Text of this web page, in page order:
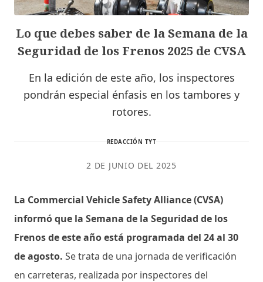
Lo que debes saber de la Semana de la
Seguridad de los Frenos 2025 de CVSA
En la edición de este año, los inspectores
pondrán especial énfasis en los tambores y
rotores.
REDACCIÓN TYT
2 DE JUNIO DEL 2025
La Commercial Vehicle Safety Alliance (CVSA)
informó que la Semana de la Seguridad de los
Frenos de este año está programada del 24 al 30
de agosto. Se trata de una jornada de verificación
en carreteras, realizada por inspectores del